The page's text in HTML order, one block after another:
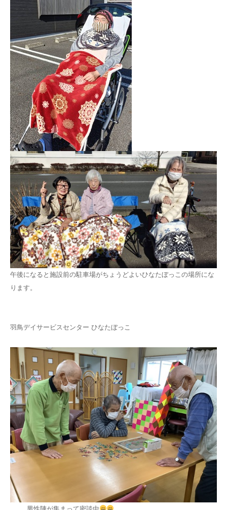
午後になると施設前の駐車場がちょうどよいひなたぼっこの場所にな
ります。
羽鳥デイサービスセンター ひなたぼっこ